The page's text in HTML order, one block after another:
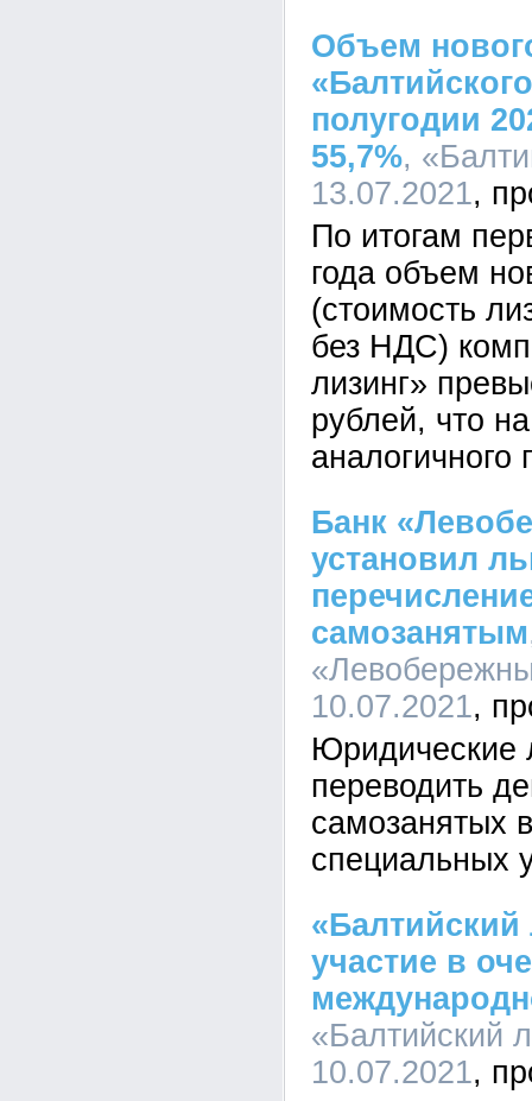
Объем
полугодии
55,7%,
13.07.2021
По итогам
года объем
(стоимость
без НДС)
лизинг»
рублей, что
аналогичного
Банк
установил
самозанятым
10.07.2021
Юридические
переводить
самозанятых
специальных
«Балтийский
участие в
«Балтийский
10.07.2021